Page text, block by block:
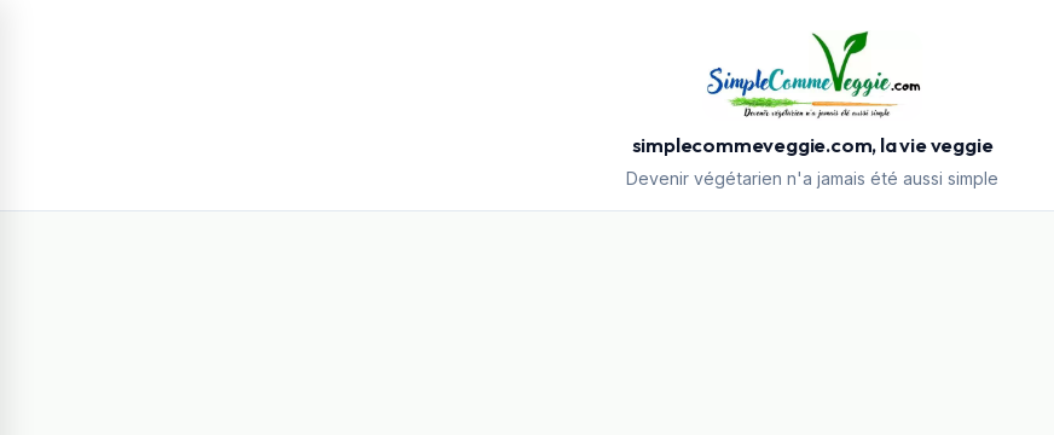
simplecommeveggie.com, la vie veggie
Devenir végétarien n'a jamais été aussi simple